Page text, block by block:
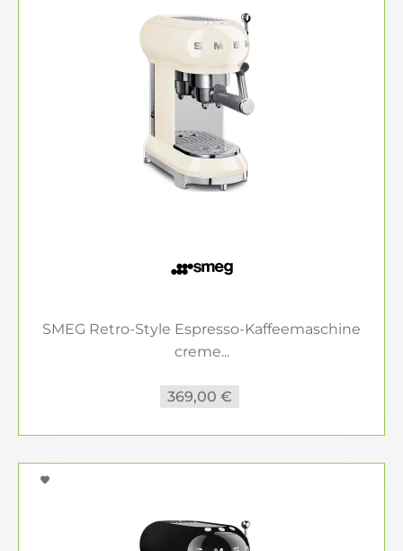
SMEG Retro-Style Espresso-Kaffeemaschine
creme...
369,00 €